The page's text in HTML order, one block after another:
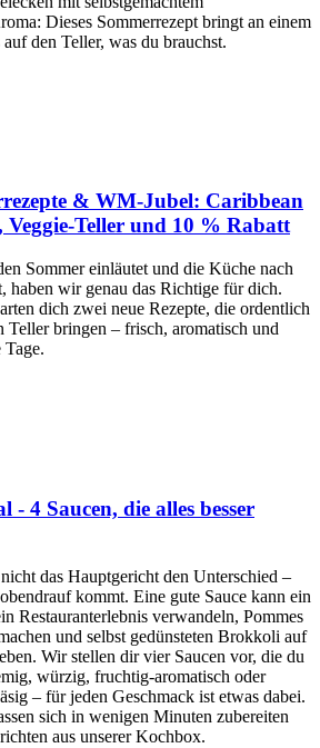
Dieses Sommerrezept bringt an einem
den Teller, was du brauchst.
& WM-Jubel: Caribbean
Teller und 10 % Rabatt
Sommer einläutet und die Küche nach
haben wir genau das Richtige für dich.
dich zwei neue Rezepte, die ordentlich
Teller bringen – frisch, aromatisch und
- 4 Saucen, die alles besser
das Hauptgericht den Unterschied –
kommt. Eine gute Sauce kann ein
Restauranterlebnis verwandeln, Pommes
und selbst gedünsteten Brokkoli auf
Wir stellen dir vier Saucen vor, die du
würzig, fruchtig-aromatisch oder
– für jeden Geschmack ist etwas dabei.
sich in wenigen Minuten zubereiten
aus unserer Kochbox.